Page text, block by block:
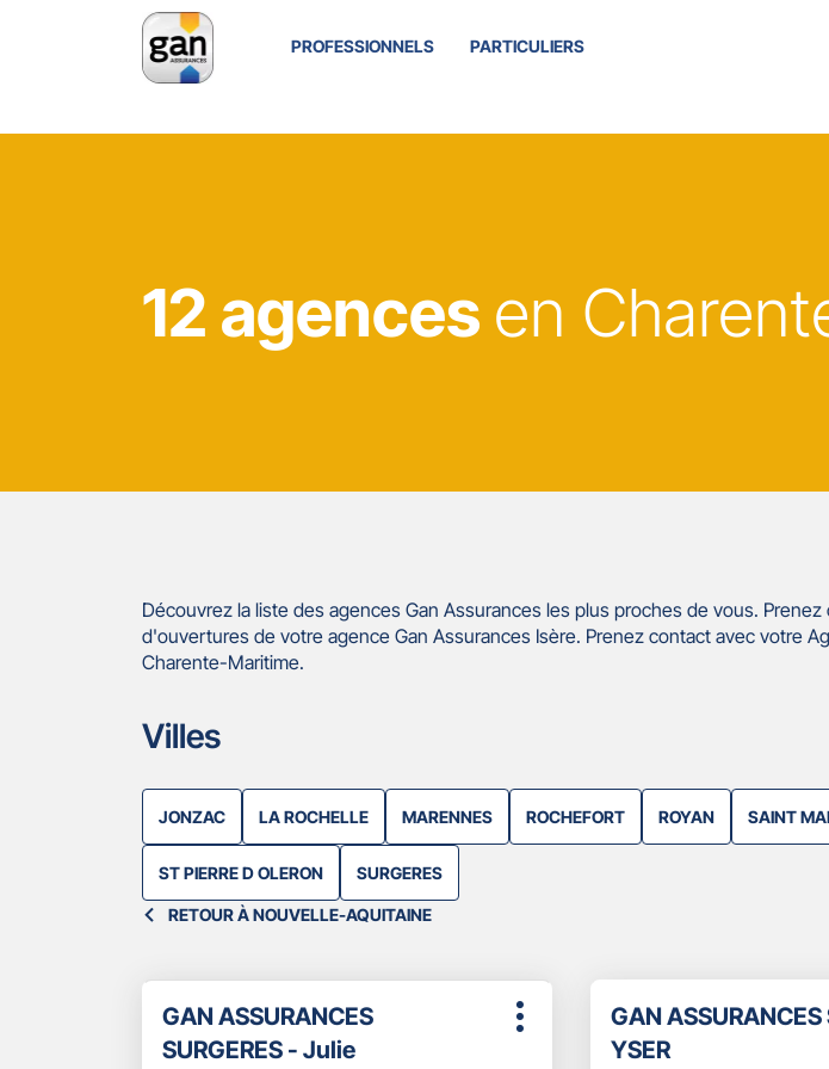
PROFESSIONNELS PARTICULIERS
12 agences en
Découvrez la liste des agences Gan Assurances les plus proches de vous.
d'ouvertures de votre agence Gan Assurances Isère. Prenez contact avec votre
Charente-Maritime.
Villes
JONZAC LA ROCHELLE MARENNES ROCHEFORT ROYAN SAINT
ST PIERRE D OLERON SURGERES
RETOUR À NOUVELLE-AQUITAINE
sur
touche
Point
de
vente
GAN ASSURANCES
SURGERES - Julie
Plus
sur
touche
Point
de
vente
GAN ASSURANCES
YSER